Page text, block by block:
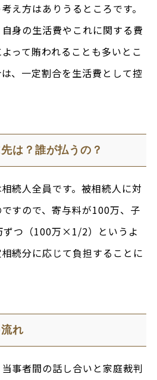
え方はありうるところです。
身の生活費やこれに関する費
って賄われることも多いとこ
、一定割合を生活費として控
は？誰が払うの？
続人全員です。被相続人に対
すので、寄与料が100万、子
ずつ（100万×1/2）というよ
続分に応じて負担することに
れ
事者間の話し合いと家庭裁判